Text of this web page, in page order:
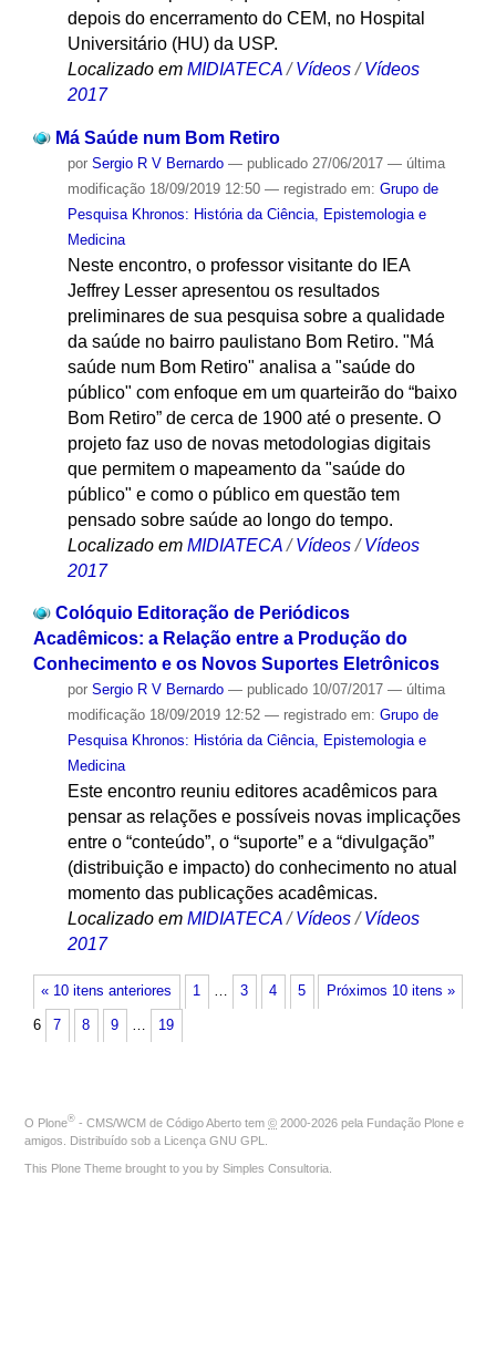
depois do encerramento do CEM, no Hospital
Universitário (HU) da USP.
Localizado em MIDIATECA /Vídeos /Vídeos
2017
Má Saúde num Bom Retiro
por Sergio R V Bernardo — publicado27/06/2017 — última
modificação18/09/2019 12:50 — registrado em: Grupo de
Pesquisa Khronos: História da Ciência, Epistemologia e
Medicina
Neste encontro, o professor visitante do IEA
Jeffrey Lesser apresentou os resultados
preliminares de sua pesquisa sobre a qualidade
da saúde no bairro paulistano Bom Retiro. "Má
saúde num Bom Retiro" analisa a "saúde do
público" com enfoque em um quarteirão do “baixo
Bom Retiro” de cerca de 1900 até o presente. O
projeto faz uso de novas metodologias digitais
que permitem o mapeamento da "saúde do
público" e como o público em questão tem
pensado sobre saúde ao longo do tempo.
Localizado em MIDIATECA /Vídeos /Vídeos
2017
Colóquio Editoração de Periódicos
Acadêmicos: a Relação entre a Produção do
Conhecimento e os Novos Suportes Eletrônicos
por Sergio R V Bernardo — publicado10/07/2017 — última
modificação18/09/2019 12:52 — registrado em: Grupo de
Pesquisa Khronos: História da Ciência, Epistemologia e
Medicina
Este encontro reuniu editores acadêmicos para
pensar as relações e possíveis novas implicações
entre o “conteúdo”, o “suporte” e a “divulgação”
(distribuição e impacto) do conhecimento ​no atual
momento das publicações acadêmicas.
Localizado em MIDIATECA /Vídeos /Vídeos
2017
« 10 itens anteriores Próximos 10 itens »
1 … 3 4 5
6 7 8 9 … 19
O Plone® - CMS/WCM de Código Aberto tem © 2000-2026 pela Fundação Plone e
amigos. Distribuído sob a Licença GNU GPL
This Plone Theme brought to you by Simples Consultoria